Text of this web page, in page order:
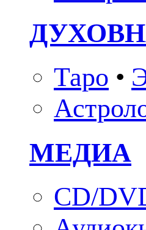
Таро •
МЕДИА
CD/